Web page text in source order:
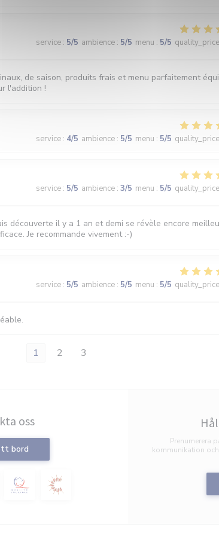
service: 5/5 ambience: 5/5 menu : 5/5 quality_price
de saison, produits frais et menu parfaitement
l'addition !
service: 4/5 ambience: 5/5 menu : 5/5 quality_price
service: 5/5 ambience: 3/5 menu : 5/5 quality_price
découverte il y a 1 an et demi se révèle encore
Je recommande vivement :-)
service: 5/5 ambience: 5/5 menu : 5/5 quality_price
1 2 3
oss
bord
Prenumerera
kommunikation